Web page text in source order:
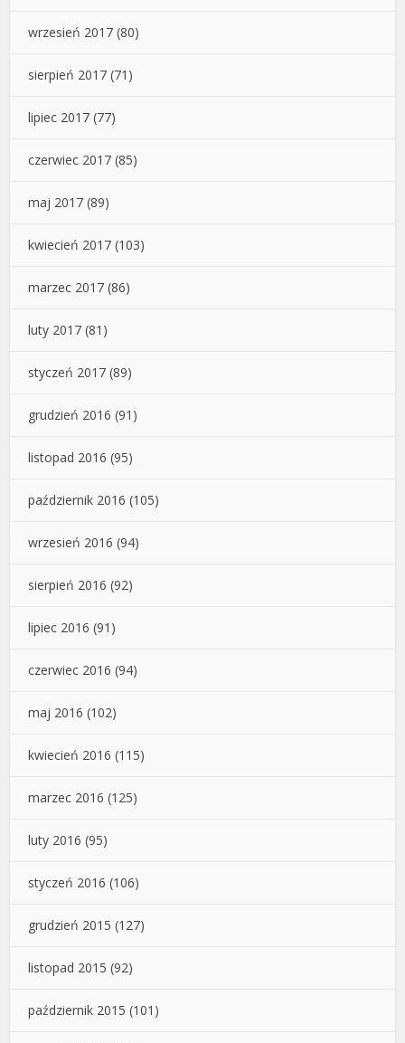
wrzesień 2017 (80)
sierpień 2017 (71)
lipiec 2017 (77)
czerwiec 2017 (85)
maj 2017 (89)
kwiecień 2017 (103)
marzec 2017 (86)
luty 2017 (81)
styczeń 2017 (89)
grudzień 2016 (91)
listopad 2016 (95)
październik 2016 (105)
wrzesień 2016 (94)
sierpień 2016 (92)
lipiec 2016 (91)
czerwiec 2016 (94)
maj 2016 (102)
kwiecień 2016 (115)
marzec 2016 (125)
luty 2016 (95)
styczeń 2016 (106)
grudzień 2015 (127)
listopad 2015 (92)
październik 2015 (101)